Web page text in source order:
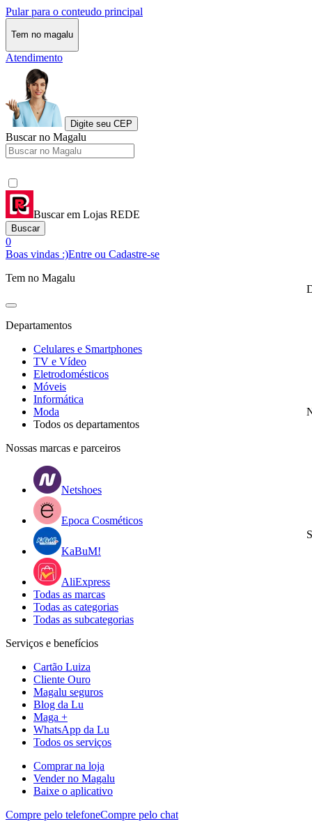
Pular para o conteudo principal
Tem no magalu
Atendimento
Digite seu CEP
Buscar no Magalu
Buscar em Lojas REDE
Buscar
0
Boas vindas :)Entre ou Cadastre-se
Tem no Magalu
Departamentos
Celulares e Smartphones
TV e Vídeo
Eletrodomésticos
Móveis
Informática
Moda
Todos os departamentos
Nossas marcas e parceiros
Netshoes
Epoca Cosméticos
KaBuM!
AliExpress
Todas as marcas
Todas as categorias
Todas as subcategorias
Serviços e benefícios
Cartão Luiza
Cliente Ouro
Magalu seguros
Blog da Lu
Maga +
WhatsApp da Lu
Todos os serviços
Comprar na loja
Vender no Magalu
Baixe o aplicativo
Compre pelo telefoneCompre pelo chat